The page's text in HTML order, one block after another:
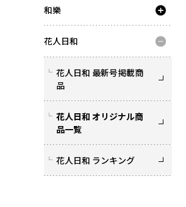
和樂
花人日和
花人日和 最新号掲載商
品
花人日和 オリジナル商
品一覧
花人日和 ランキング